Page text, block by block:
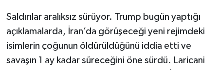
Saldırılar aralıksız sürüyor. Trump bugün yaptığı
açıklamalarda, İran’da görüşeceği yeni rejimdeki
isimlerin çoğunun öldürüldüğünü iddia etti ve
savaşın 1 ay kadar süreceğini öne sürdü. Laricani